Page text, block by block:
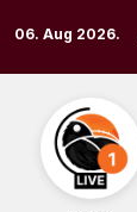
to
content
06. Aug 2026.